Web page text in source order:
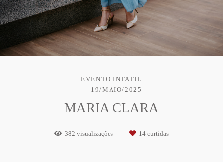
EVENTO INFATIL
19/MAIO/2025
MARIA CLARA
382 visualizações 14 curtidas